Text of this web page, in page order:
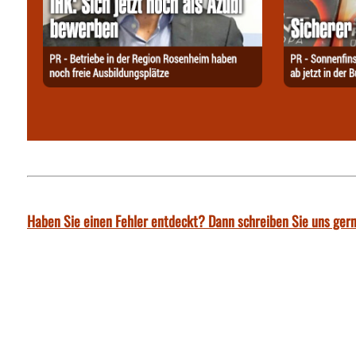
Haben Sie einen Fehler entdeckt? Dann schreiben Sie uns